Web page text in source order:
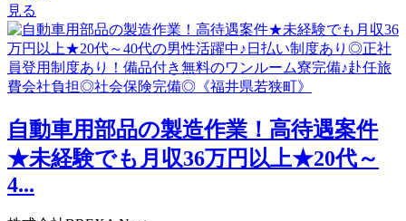
見る
自動車用部品の製造作業！高待遇案件
★未経験でも月収36万円以上★20代～
4...